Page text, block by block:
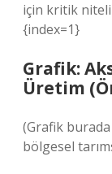
için kritik
{index=1}
Grafik:
Üretim
(Grafik burada
bölgesel